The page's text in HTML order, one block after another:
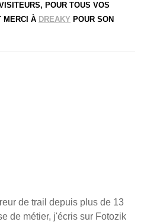
POUR TOUS VOS
MERCI À DREAKY POUR SON
de trail depuis plus de 13
de métier, j'écris sur Fotozik